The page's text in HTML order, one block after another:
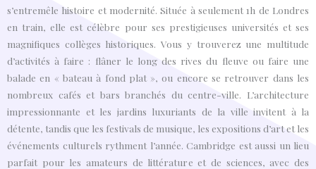
s’entremêle histoire et modernité. Située à seulement 1h de Londres
en train, elle est célèbre pour ses prestigieuses universités et ses
magnifiques collèges historiques. Vous y trouverez une multitude
d’activités à faire : flâner le long des rives du fleuve ou faire une
balade en « bateau à fond plat », ou encore se retrouver dans les
nombreux cafés et bars branchés du centre-ville. L’architecture
impressionnante et les jardins luxuriants de la ville invitent à la
détente, tandis que les festivals de musique, les expositions d’art et les
événements culturels rythment l’année. Cambridge est aussi un lieu
parfait pour les amateurs de littérature et de sciences, avec des